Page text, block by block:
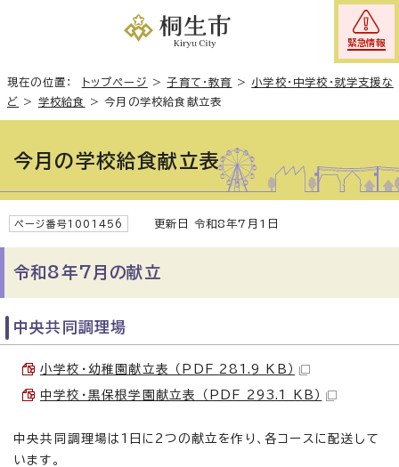
緊急情報
現在の位置： トップページ >子育て・教育 > 小学校・中学校・就学支援な
ど > 学校給食 >今月の学校給食献立表
今月の学校給食献立表
ページ番号1001456 更新日 令和8年7月1日
令和8年7月の献立
中央共同調理場
小学校・幼稚園献立表 （PDF 281.9 KB）
中学校・黒保根学園献立表 （PDF 293.1 KB）
中央共同調理場は1日に2つの献立を作り、各コースに配送して
います。